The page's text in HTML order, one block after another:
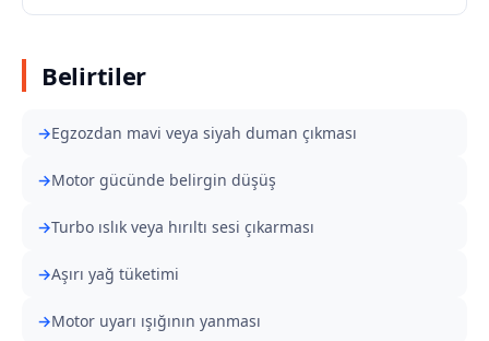
Belirtiler
Egzozdan mavi veya siyah duman çıkması
Motor gücünde belirgin düşüş
Turbo ıslık veya hırıltı sesi çıkarması
Aşırı yağ tüketimi
Motor uyarı ışığının yanması